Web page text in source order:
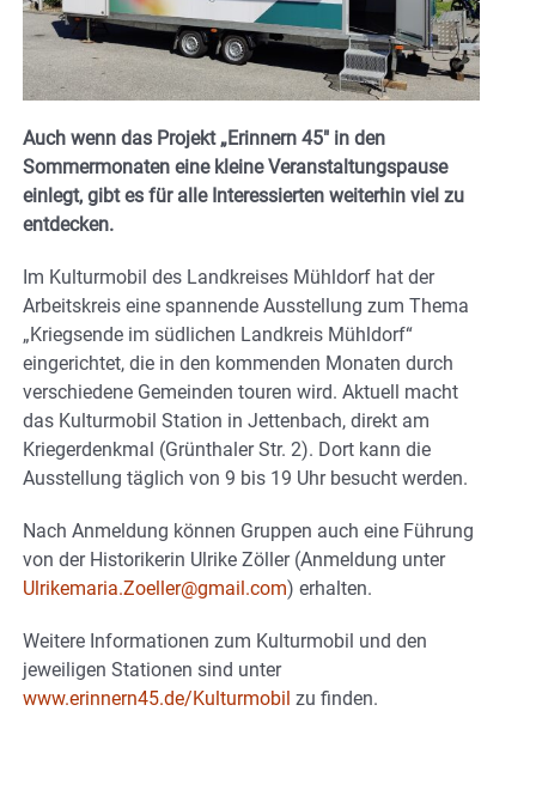
Auch wenn das Projekt „Erinnern 45″ in den
Sommermonaten eine kleine Veranstaltungspause
einlegt, gibt es für alle Interessierten weiterhin viel zu
entdecken.
Im Kulturmobil des Landkreises Mühldorf hat der
Arbeitskreis eine spannende Ausstellung zum Thema
„Kriegsende im südlichen Landkreis Mühldorf“
eingerichtet, die in den kommenden Monaten durch
verschiedene Gemeinden touren wird. Aktuell macht
das Kulturmobil Station in Jettenbach, direkt am
Kriegerdenkmal (Grünthaler Str. 2). Dort kann die
Ausstellung täglich von 9 bis 19 Uhr besucht werden.
Nach Anmeldung können Gruppen auch eine Führung
von der Historikerin Ulrike Zöller (Anmeldung unter
Ulrikemaria.Zoeller@gmail.com) erhalten.
Weitere Informationen zum Kulturmobil und den
jeweiligen Stationen sind unter
www.erinnern45.de/Kulturmobil zu finden.